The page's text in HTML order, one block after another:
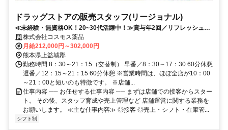
ドラッグストアの販売スタッフ(リージョナル)
≪未経験・無資格OK！20~30代活躍中！≫賞与年2回／リフレッシュ休
暇取得率100％／研修制度充実
株式会社コスモス薬品
月給212,000円～302,000円
熊本県上益城郡
勤務時間 8：30～21：15（交替制） 早番／8：30～17：30 60分休憩
遅番／12：15～21：15 60分休憩 ※営業時間は、ほぼ全店が10：00
～21：00と短いのも特徴です。 ※店舗...
仕事内容 ── お任せする仕事内容 ── まずは店舗での接客からスター
ト。 その後、スタッフ育成や売上管理など 店舗運営に関する業務を
お願いします。 ≪主な仕事内容≫ ◎接客 ◎売上・シフト・在庫管...
シフト制